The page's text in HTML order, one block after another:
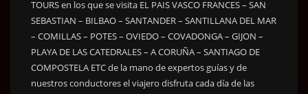
TOURS en los que se visita EL PAIS VASCO FRANCES – SAN
SEBASTIAN – BILBAO – SANTANDER – SANTILLANA DEL MAR
– COMILLAS – POTES – OVIEDO – COVADONGA – GIJON –
PLAYA DE LAS CATEDRALES – A CORUÑA – SANTIAGO DE
COMPOSTELA ETC de la mano de expertos guías y de
nuestros conductores el viajero disfruta cada día de las